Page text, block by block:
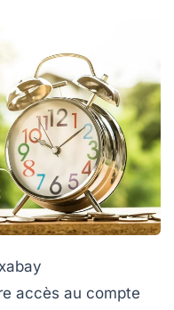
accès au compte